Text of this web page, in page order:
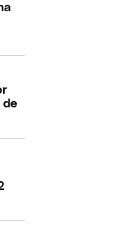
de